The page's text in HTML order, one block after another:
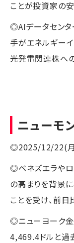
ことが投資家の
◎AIデータセンタ
手がエネルギー
光発電関連株へ
ニューモ
◎2025/12/22(月
◎ベネズエラやロ
の高まりを背景
ことを受け、前
◎ニューヨーク
4,469.4ドルと過